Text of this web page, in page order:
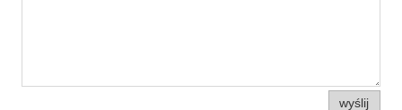
wyślij